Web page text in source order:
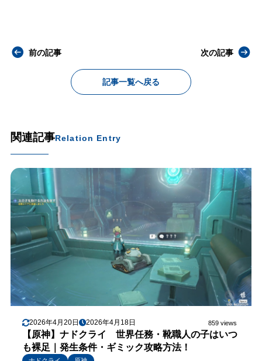
前の記事
記事一覧へ戻る
次の記事
関連記事Relation Entry
2026年4月20日 2026年4月18日 859 views
【原神】ナドクライ 世界任務・靴職人の子はいつ
も裸足｜発生条件・ギミック攻略方法！